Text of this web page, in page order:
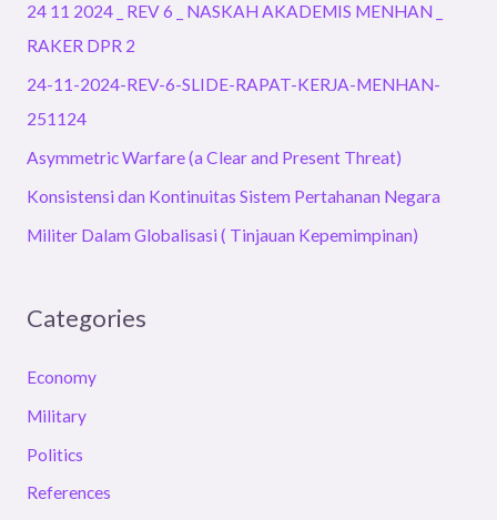
24 11 2024 _ REV 6 _ NASKAH AKADEMIS MENHAN _
RAKER DPR 2
24-11-2024-REV-6-SLIDE-RAPAT-KERJA-MENHAN-
251124
Asymmetric Warfare (a Clear and Present Threat)
Konsistensi dan Kontinuitas Sistem Pertahanan Negara
Militer Dalam Globalisasi ( Tinjauan Kepemimpinan)
Categories
Economy
Military
Politics
References